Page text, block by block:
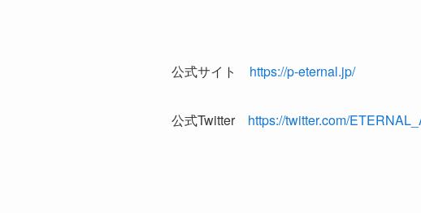
公式サイト https://p-eternal.jp/
公式Twitter https://twitter.com/